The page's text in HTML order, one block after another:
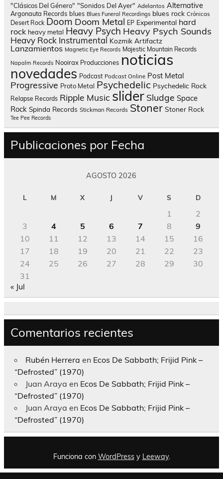
"Clásicos Del Género" "Sonidos Del Ayer" Adelantos Alternative
Argonauta Records blues Blues Funeral Recordings blues rock Crónicas
Desert Rock Doom Doom Metal EP Experimental hard
rock heavy metal Heavy Psych Heavy Psych Sounds
Heavy Rock Instrumental Kozmik Artifactz
Lanzamientos Magnetic Eye Records Majestic Mountain Records
Napalm Records Nooirax Producciones noticias
novedades Podcast Podcast Online Post Metal
Progressive Proto Metal Psychedelic Psychedelic Rock
Relapse Records Ripple Music slider Sludge Space
Rock Spinda Records Stickman Records Stoner Stoner Rock
Tee Pee Records
Publicaciones por Fecha
AGOSTO 2026
L M X J V S D
1
2
3
4 5 6 7 8
9
10
11 12 13 14 15
16
17
18 19 20 21 22
23
24
25 26 27 28 29
30
31
« Jul
Comentarios recientes
Rubén Herrera en Ecos De Sabbath; Frijid Pink –
“Defrosted” (1970)
Juan Araya en Ecos De Sabbath; Frijid Pink –
“Defrosted” (1970)
Juan Araya en Ecos De Sabbath; Frijid Pink –
“Defrosted” (1970)
Funciona con WordPressy Leeway.